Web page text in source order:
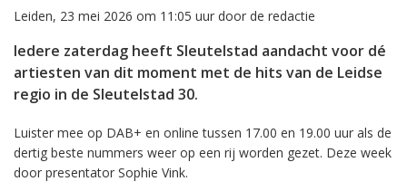
Leiden, 23 mei 2026 om 11:05 uur door de redactie
Iedere zaterdag heeft Sleutelstad aandacht voor dé
artiesten van dit moment met de hits van de Leidse
regio in de Sleutelstad 30.
Luister mee op DAB+ en online tussen 17.00 en 19.00 uur als de
dertig beste nummers weer op een rij worden gezet. Deze week
door presentator Sophie Vink.